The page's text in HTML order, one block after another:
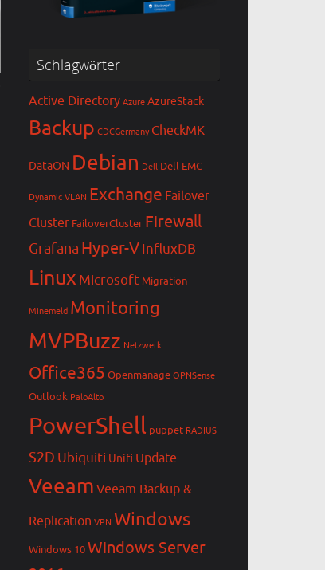
Schlagwörter
Active Directory Azure AzureStack
Backup CDCGermany CheckMK
DataON Debian Dell Dell EMC
Dynamic VLAN Exchange Failover
Cluster FailoverCluster Firewall
Grafana Hyper-VInfluxDB
Linux Microsoft Migration
Minemeld Monitoring
MVPBuzz Netzwerk
Office365 Openmanage OPNSense
Outlook PaloAlto
PowerShell puppet RADIUS
S2D Ubiquiti Unifi Update
Veeam Veeam Backup &
Replication VPN Windows
Windows 10Windows Server